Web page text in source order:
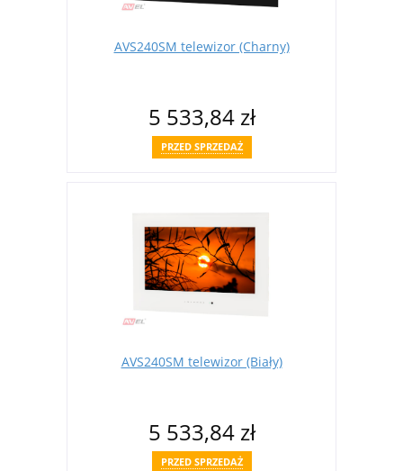
AVS240SM telewizor (Charny)
5 533,84 zł
PRZED SPRZEDAŻ
AVS240SM telewizor (Biały)
5 533,84 zł
PRZED SPRZEDAŻ